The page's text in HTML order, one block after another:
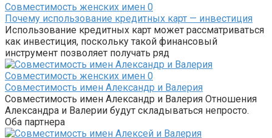
Совместимость женских имен 0
Почему использование кредитных карт — инвестиция
Использование кредитных карт может рассматриваться
как инвестиция, поскольку такой финансовый
инструмент позволяет получать ряд
Совместимость женских имен 0
Совместимость имен Александр и Валерия
Совместимость имен Александр и Валерия Отношения
Александра и Валерии будут складываться непросто.
Оба партнера